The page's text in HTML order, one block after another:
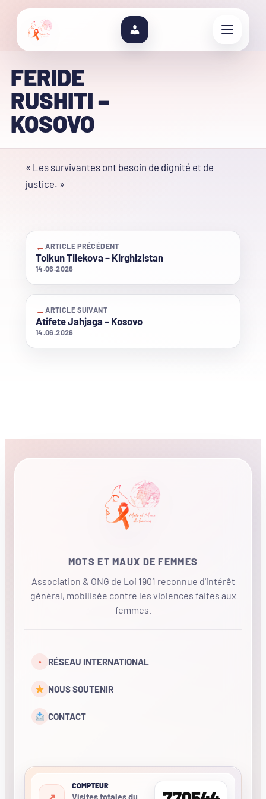
FERIDE
RUSHITI –
KOSOVO
« Les survivantes ont besoin de dignité et de
justice. »
←ARTICLE PRÉCÉDENT
Tolkun Tilekova – Kirghizistan
14.06.2026
→ARTICLE SUIVANT
Atifete Jahjaga – Kosovo
14.06.2026
MOTS ET MAUX DE FEMMES
Association & ONG de Loi 1901 reconnue d'intérêt
général, mobilisée contre les violences faites aux
femmes.
• RÉSEAU INTERNATIONAL
NOUS SOUTENIR
CONTACT
COMPTEUR
Visites totales du